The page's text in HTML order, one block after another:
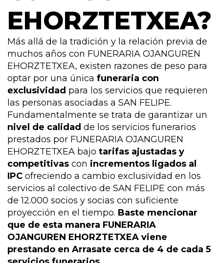
EHORZTETXEA?
Más allá de la tradición y la relación previa de
muchos años con FUNERARIA OJANGUREN
EHORZTETXEA, existen razones de peso para
optar por una única funeraria con
exclusividad para los servicios que requieren
las personas asociadas a SAN FELIPE.
Fundamentalmente se trata de garantizar un
nivel de calidad de los servicios funerarios
prestados por FUNERARIA OJANGUREN
EHORZTETXEA bajo tarifas ajustadas y
competitivas con incrementos ligados al
IPC ofreciendo a cambio exclusividad en los
servicios al colectivo de SAN FELIPE con más
de 12.000 socios y socias con suficiente
proyección en el tiempo. Baste mencionar
que de esta manera FUNERARIA
OJANGUREN EHORZTETXEA viene
prestando en Arrasate cerca de 4 de cada 5